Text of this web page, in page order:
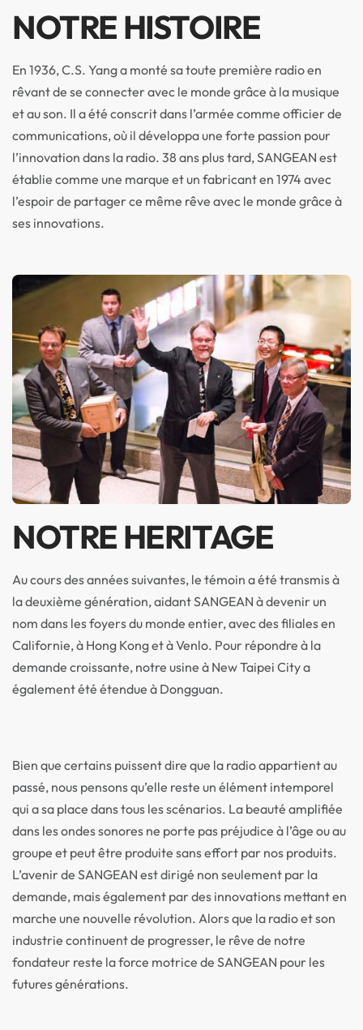
NOTRE HISTOIRE
En 1936, C.S. Yang a monté sa toute première radio en
rêvant de se connecter avec le monde grâce à la musique
et au son. Il a été conscrit dans l’armée comme officier de
communications, où il développa une forte passion pour
l’innovation dans la radio. 38 ans plus tard, SANGEAN est
établie comme une marque et un fabricant en 1974 avec
l’espoir de partager ce même rêve avec le monde grâce à
ses innovations.
NOTRE HERITAGE
Au cours des années suivantes, le témoin a été transmis à
la deuxième génération, aidant SANGEAN à devenir un
nom dans les foyers du monde entier, avec des filiales en
Californie, à Hong Kong et à Venlo. Pour répondre à la
demande croissante, notre usine à New Taipei City a
également été étendue à Dongguan.
Bien que certains puissent dire que la radio appartient au
passé, nous pensons qu’elle reste un élément intemporel
qui a sa place dans tous les scénarios. La beauté amplifiée
dans les ondes sonores ne porte pas préjudice à l’âge ou au
groupe et peut être produite sans effort par nos produits.
L’avenir de SANGEAN est dirigé non seulement par la
demande, mais également par des innovations mettant en
marche une nouvelle révolution. Alors que la radio et son
industrie continuent de progresser, le rêve de notre
fondateur reste la force motrice de SANGEAN pour les
futures générations.